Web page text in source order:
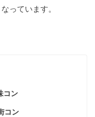
っています。
コン
コン